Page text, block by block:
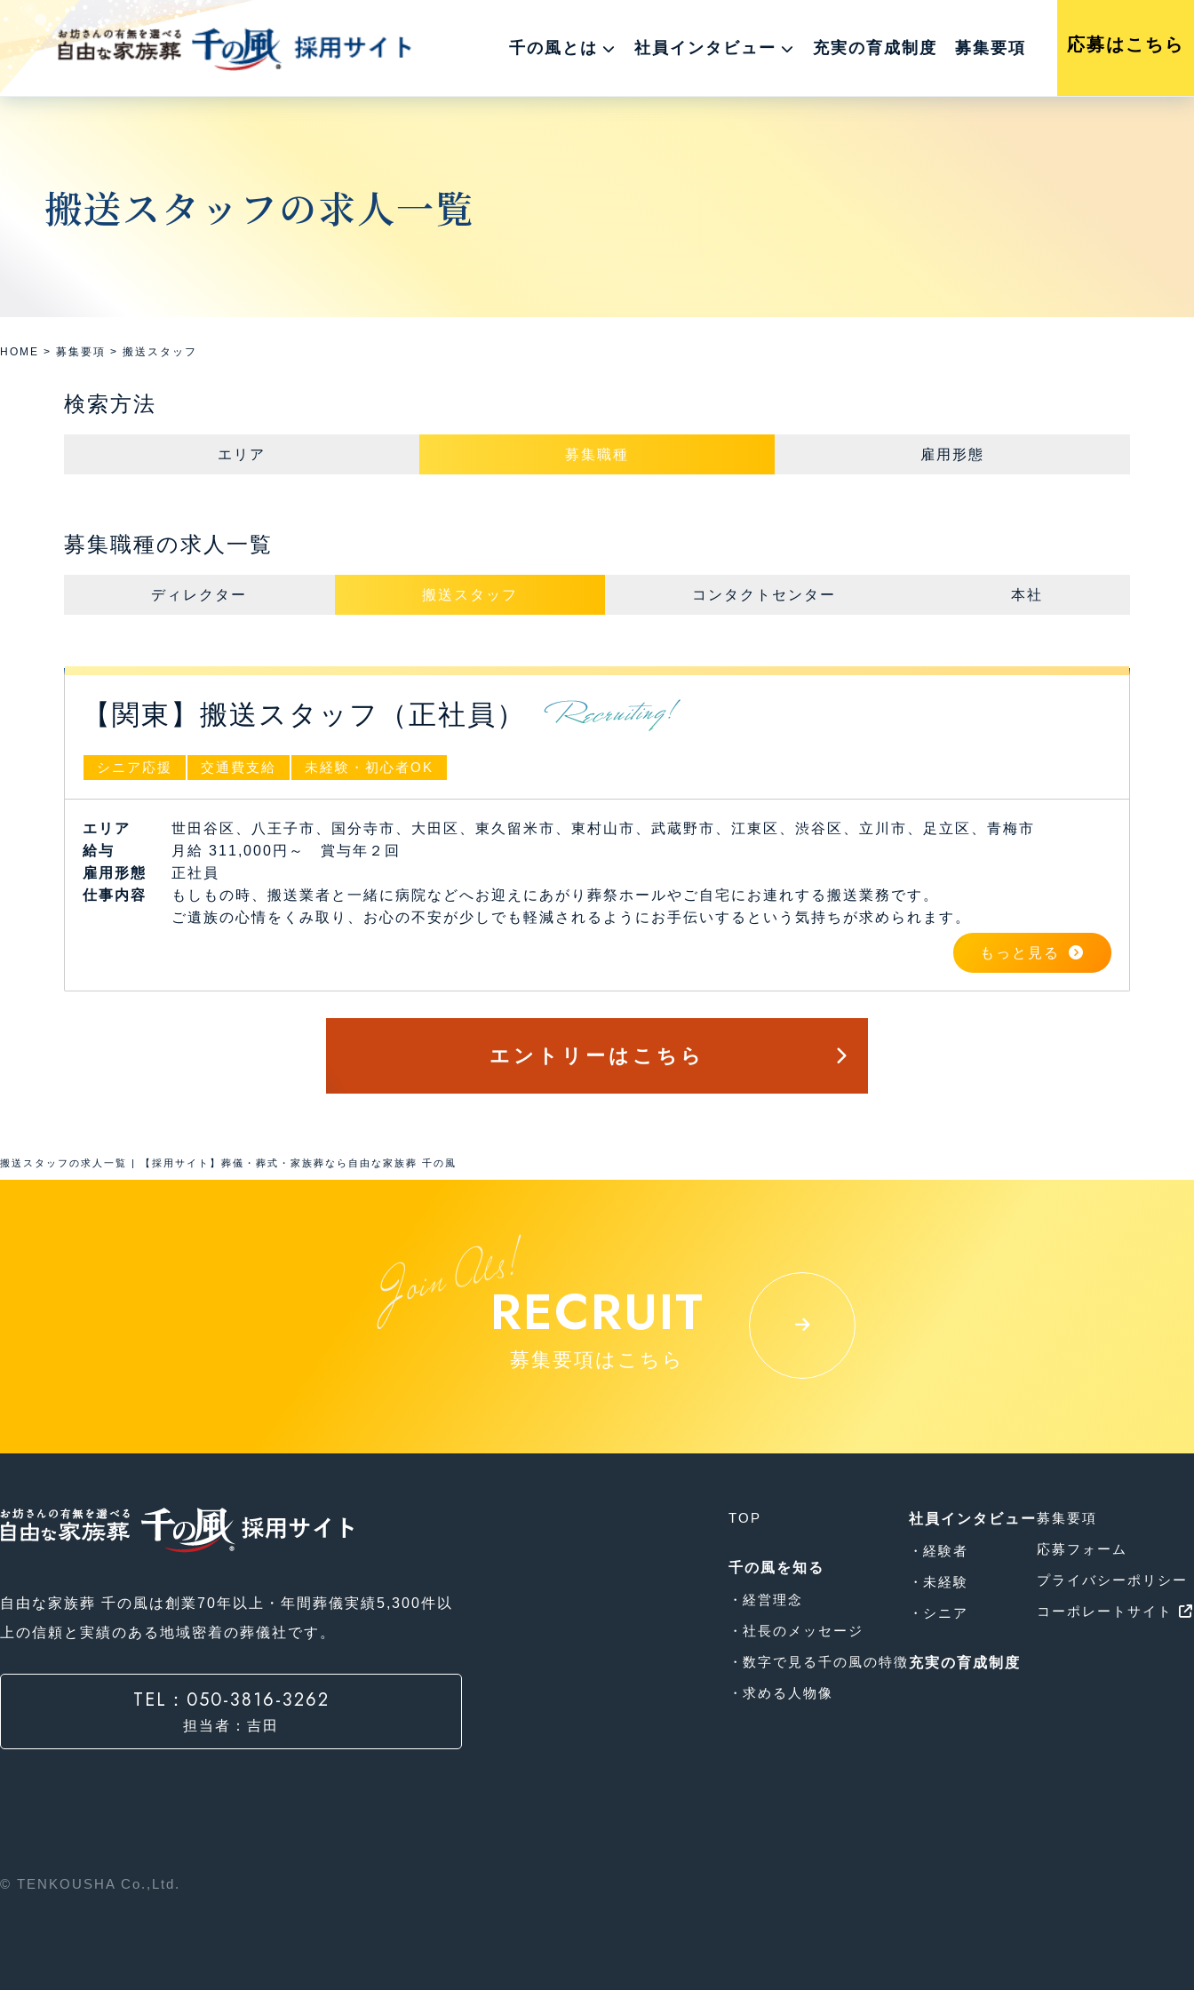
千の風とは 社員インタビュー 充実の育成制度 募集要項 応募はこちら
搬送スタッフの求人一覧
HOME > 募集要項 > 搬送スタッフ
検索方法
エリア 募集職種 雇用形態
募集職種の求人一覧
ディレクター 搬送スタッフ コンタクトセンター 本社
【関東】搬送スタッフ（正社員）
シニア応援 交通費支給 未経験・初心者OK
エリア
世田谷区、八王子市、国分寺市、大田区、東久留米市、東村山市、武蔵野市、江東区、渋谷区、立川市、足立区、青梅市
給与
月給 311,000円～ 賞与年２回
雇⽤形態
正社員
仕事内容
もしもの時、搬送業者と一緒に病院などへお迎えにあがり葬祭ホールやご自宅にお連れする搬送業務です。
ご遺族の心情をくみ取り、お心の不安が少しでも軽減されるようにお手伝いするという気持ちが求められます。
もっと見る
エントリーはこちら
搬送スタッフの求人一覧 | 【採用サイト】葬儀・葬式・家族葬なら自由な家族葬 千の風
RECRUIT
募集要項はこちら
自由な家族葬 千の風は創業70年以上・年間葬儀実績5,300件以
上の信頼と実績のある地域密着の葬儀社です。
TEL：050-3816-3262
担当者：吉田
© TENKOUSHA Co.,Ltd.
TOP
千の風を知る
経営理念
社長のメッセージ
数字で見る千の風の特徴
求める人物像
社員インタビュー
経験者
未経験
シニア
充実の育成制度
募集要項
応募フォーム
プライバシーポリシー
コーポレートサイト